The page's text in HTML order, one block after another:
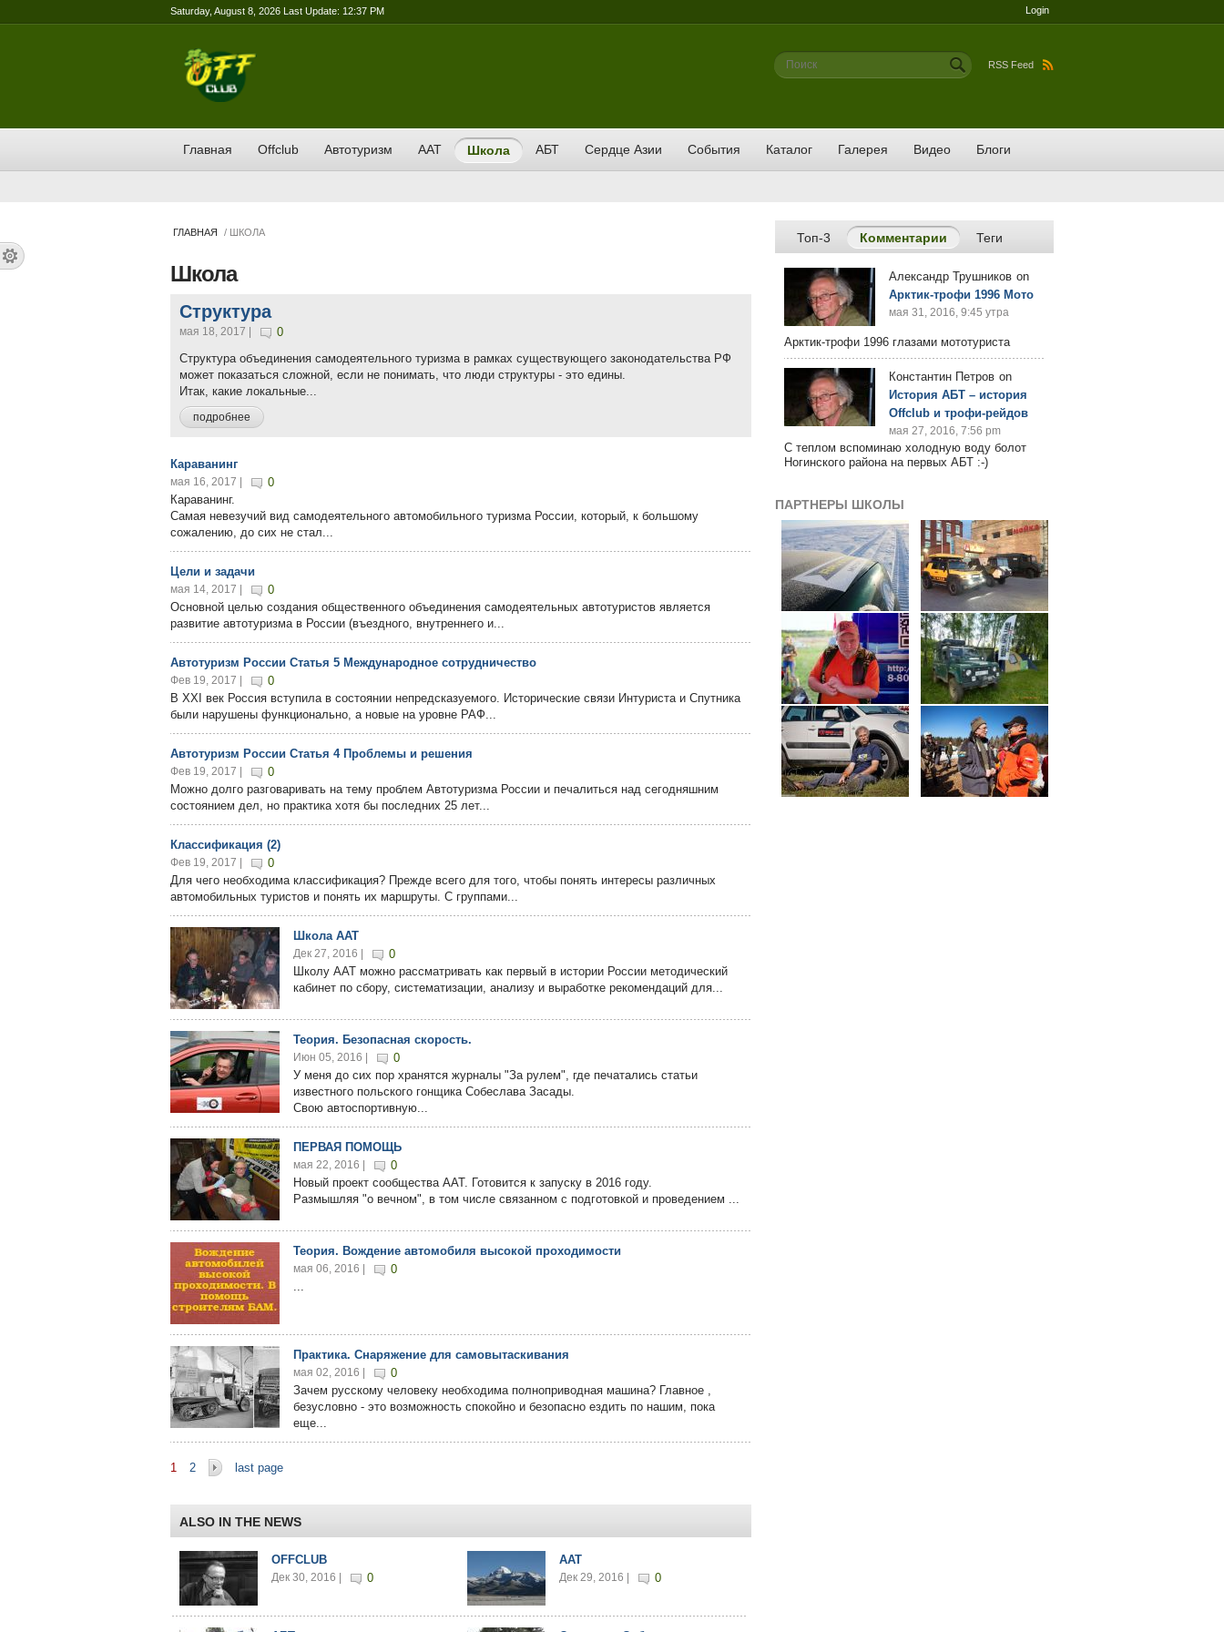
Saturday, August 8, 2026 Last Update: 12:37 PM Login
RSS Feed
Форма поиска
Поиск
Главная Offclub Автотуризм ААТ Школа АБТ Сердце Азии События Каталог Галерея Видео Блоги
ГЛАВНАЯ / ШКОЛА
Школа
Структура
мая 18, 2017 |
0
Структура объединения самодеятельного туризма в рамках существующего законодательства РФ
может показаться сложной, если не понимать, что люди структуры - это едины.
Итак, какие локальные...
подробнее
Караванинг
мая 16, 2017 |
0
Караванинг.
Самая невезучий вид самодеятельного автомобильного туризма России, который, к большому
сожалению, до сих не стал...
Цели и задачи
мая 14, 2017 |
0
Основной целью создания общественного объединения самодеятельных автотуристов является
развитие автотуризма в России (въездного, внутреннего и...
Автотуризм России Статья 5 Международное сотрудничество
Фев 19, 2017 |
0
В XXI век Россия вступила в состоянии непредсказуемого. Исторические связи Интуриста и Спутника
были нарушены функционально, а новые на уровне РАФ...
Автотуризм России Статья 4 Проблемы и решения
Фев 19, 2017 |
0
Можно долго разговаривать на тему проблем Автотуризма России и печалиться над сегодняшним
состоянием дел, но практика хотя бы последних 25 лет...
Классификация (2)
Фев 19, 2017 |
0
Для чего необходима классификация? Прежде всего для того, чтобы понять интересы различных
автомобильных туристов и понять их маршруты. С группами...
Школа ААТ
Дек 27, 2016 |
0
Школу ААТ можно рассматривать как первый в истории России методический
кабинет по сбору, систематизации, анализу и выработке рекомендаций для...
Теория. Безопасная скорость.
Июн 05, 2016 |
0
У меня до сих пор хранятся журналы "За рулем", где печатались статьи
известного польского гонщика Собеслава Засады.
Свою автоспортивную...
ПЕРВАЯ ПОМОЩЬ
мая 22, 2016 |
0
Новый проект сообщества ААТ. Готовится к запуску в 2016 году.
Размышляя "о вечном", в том числе связанном с подготовкой и проведением ...
Теория. Вождение автомобиля высокой проходимости
мая 06, 2016 |
0
...
Практика. Снаряжение для самовытаскивания
мая 02, 2016 |
0
Зачем русскому человеку необходима полноприводная машина? Главное ,
безусловно - это возможность спокойно и безопасно ездить по нашим, пока
еще...
Страницы
1 2 last page
ALSO IN THE NEWS
OFFCLUB
Дек 30, 2016 | 0
AAT
Дек 29, 2016 | 0
Топ-3 Комментарии (активная вкладка)
Теги
Александр Трушников on
Арктик-трофи 1996 Мото
мая 31, 2016, 9:45 утра
Арктик-трофи 1996 глазами мототуриста
Константин Петров on
История АБТ – история
Offclub и трофи-рейдов
мая 27, 2016, 7:56 pm
С теплом вспоминаю холодную воду болот
Ногинского района на первых АБТ :-)
ПАРТНЕРЫ ШКОЛЫ